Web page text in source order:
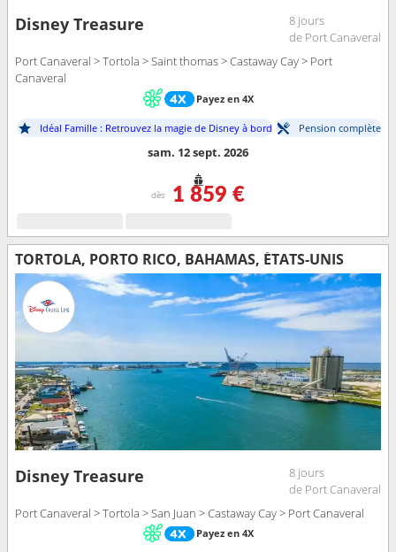
Disney Treasure
8 jours
de Port Canaveral
Port Canaveral > Tortola > Saint thomas > Castaway Cay > Port
Canaveral
Payez en 4X
Idéal Famille : Retrouvez la magie de Disney à bord Pension complète
sam. 12 sept. 2026
dès 1 859 €
TORTOLA, PORTO RICO, BAHAMAS, ÉTATS-UNIS
Disney Treasure
8 jours
de Port Canaveral
Port Canaveral > Tortola > San Juan > Castaway Cay > Port Canaveral
Payez en 4X